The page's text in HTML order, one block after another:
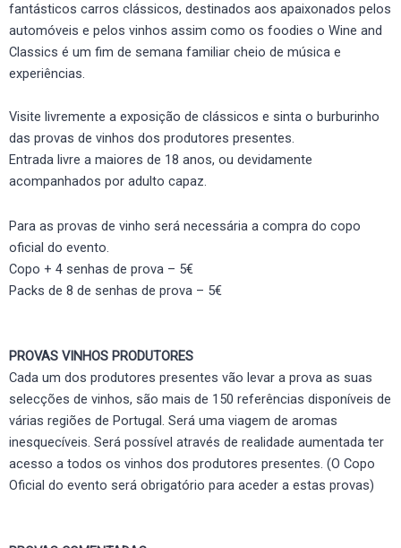
fantásticos carros clássicos, destinados aos apaixonados pelos
automóveis e pelos vinhos assim como os foodies o Wine and
Classics é um fim de semana familiar cheio de música e
experiências.
Visite livremente a exposição de clássicos e sinta o burburinho
das provas de vinhos dos produtores presentes.
Entrada livre a maiores de 18 anos, ou devidamente
acompanhados por adulto capaz.
Para as provas de vinho será necessária a compra do copo
oficial do evento.
Copo + 4 senhas de prova – 5€
Packs de 8 de senhas de prova – 5€
PROVAS VINHOS PRODUTORES
Cada um dos produtores presentes vão levar a prova as suas
selecções de vinhos, são mais de 150 referências disponíveis de
várias regiões de Portugal. Será uma viagem de aromas
inesquecíveis. Será possível através de realidade aumentada ter
acesso a todos os vinhos dos produtores presentes. (O Copo
Oficial do evento será obrigatório para aceder a estas provas)